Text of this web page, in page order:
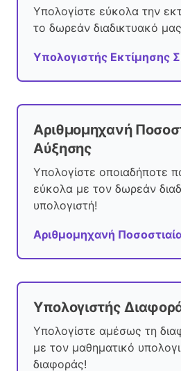
Υπολογίστε εύκολα την
το δωρεάν διαδικτυακό
Υπολογιστής Εκτίμησης
Αριθμομηχανή
Αύξησης
Υπολογίστε οποιαδήποτε
εύκολα με τον δωρεάν
υπολογιστή!
Αριθμομηχανή
Υπολογιστής
Υπολογίστε αμέσως τη
με τον μαθηματικό
διαφοράς!